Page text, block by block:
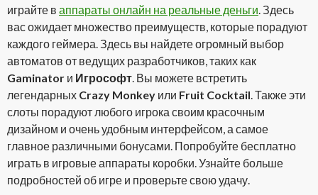
играйте в аппараты онлайн на реальные деньги . Здесь
вас ожидает множество преимуществ, которые порадуют
каждого геймера. Здесь вы найдете огромный выбор
автоматов от ведущих разработчиков, таких как
Gaminator и Игрософт . Вы можете встретить
легендарных Crazy Monkey или Fruit Cocktail . Также эти
слоты порадуют любого игрока своим красочным
дизайном и очень удобным интерфейсом, а самое
главное различными бонусами. Попробуйте бесплатно
играть в игровые аппараты коробки. Узнайте больше
подробностей об игре и проверьте свою удачу.